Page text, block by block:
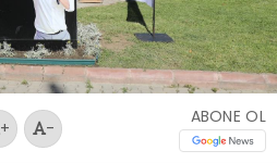
+ -
ABONE OL